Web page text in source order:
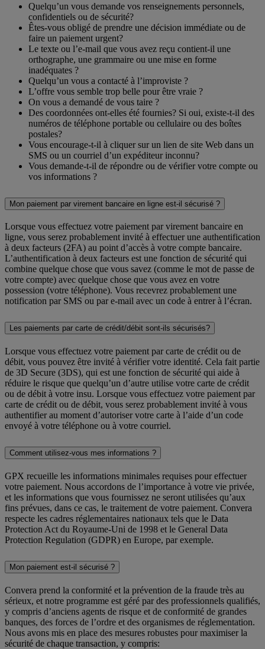
Quelqu’un vous demande vos renseignements personnels,
confidentiels ou de sécurité?
Êtes-vous obligé de prendre une décision immédiate ou de
faire un paiement urgent?
Le texte ou l’e-mail que vous avez reçu contient-il une
orthographe, une grammaire ou une mise en forme
inadéquates ?
Quelqu’un vous a contacté à l’improviste ?
L’offre vous semble trop belle pour être vraie ?
On vous a demandé de vous taire ?
Des coordonnées ont-elles été fournies? Si oui, existe-t-il des
numéros de téléphone portable ou cellulaire ou des boîtes
postales?
Vous encourage-t-il à cliquer sur un lien de site Web dans un
SMS ou un courriel d’un expéditeur inconnu?
Vous demande-t-il de répondre ou de vérifier votre compte ou
vos informations ?
Mon paiement par virement bancaire en ligne est-il sécurisé ?
Lorsque vous effectuez votre paiement par virement bancaire en
ligne, vous serez probablement invité à effectuer une authentification
à deux facteurs (2FA) au point d’accès à votre compte bancaire.
L’authentification à deux facteurs est une fonction de sécurité qui
combine quelque chose que vous savez (comme le mot de passe de
votre compte) avec quelque chose que vous avez en votre
possession (votre téléphone). Vous recevrez probablement une
notification par SMS ou par e-mail avec un code à entrer à l’écran.
Les paiements par carte de crédit/débit sont-ils sécurisés?
Lorsque vous effectuez votre paiement par carte de crédit ou de
débit, vous pouvez être invité à vérifier votre identité. Cela fait partie
de 3D Secure (3DS), qui est une fonction de sécurité qui aide à
réduire le risque que quelqu’un d’autre utilise votre carte de crédit
ou de débit à votre insu. Lorsque vous effectuez votre paiement par
carte de crédit ou de débit, vous serez probablement invité à vous
authentifier au moment d’autoriser votre carte à l’aide d’un code
envoyé à votre téléphone ou à votre courriel.
Comment utilisez-vous mes informations ?
GPX recueille les informations minimales requises pour effectuer
votre paiement. Nous accordons de l’importance à votre vie privée,
et les informations que vous fournissez ne seront utilisées qu’aux
fins prévues, dans ce cas, le traitement de votre paiement. Convera
respecte les cadres réglementaires nationaux tels que le Data
Protection Act du Royaume-Uni de 1998 et le General Data
Protection Regulation (GDPR) en Europe, par exemple.
Mon paiement est-il sécurisé ?
Convera prend la conformité et la prévention de la fraude très au
sérieux, et notre programme est géré par des professionnels qualifiés,
y compris d’anciens agents de risque et de conformité de grandes
banques, des forces de l’ordre et des organismes de réglementation.
Nous avons mis en place des mesures robustes pour maximiser la
sécurité de chaque transaction, y compris: